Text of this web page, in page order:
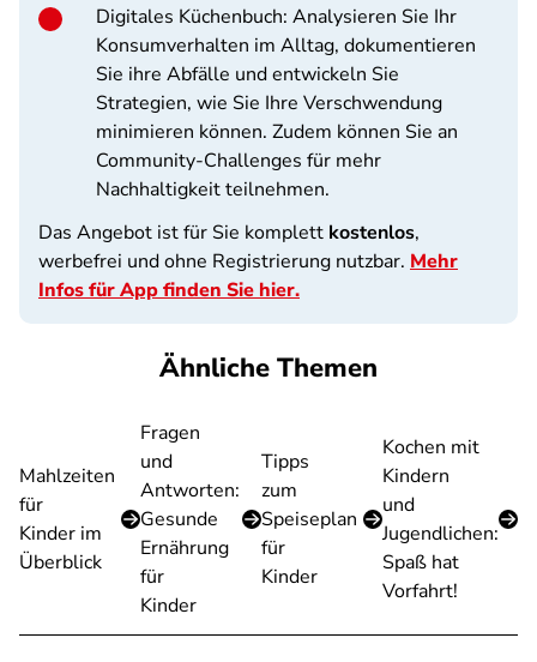
Digitales Küchenbuch: Analysieren Sie Ihr
Konsumverhalten im Alltag, dokumentieren
Sie ihre Abfälle und entwickeln Sie
Strategien, wie Sie Ihre Verschwendung
minimieren können. Zudem können Sie an
Community-Challenges für mehr
Nachhaltigkeit teilnehmen.
Das Angebot ist für Sie komplett kostenlos,
werbefrei und ohne Registrierung nutzbar. Mehr
Infos für App finden Sie hier.
Ähnliche Themen
Mahlzeiten
für
Kinder im
Überblick
Fragen
und
Antworten:
Gesunde
Ernährung
für
Kinder
Tipps
zum
Speiseplan
für
Kinder
Kochen mit
Kindern
und
Jugendlichen:
Spaß hat
Vorfahrt!